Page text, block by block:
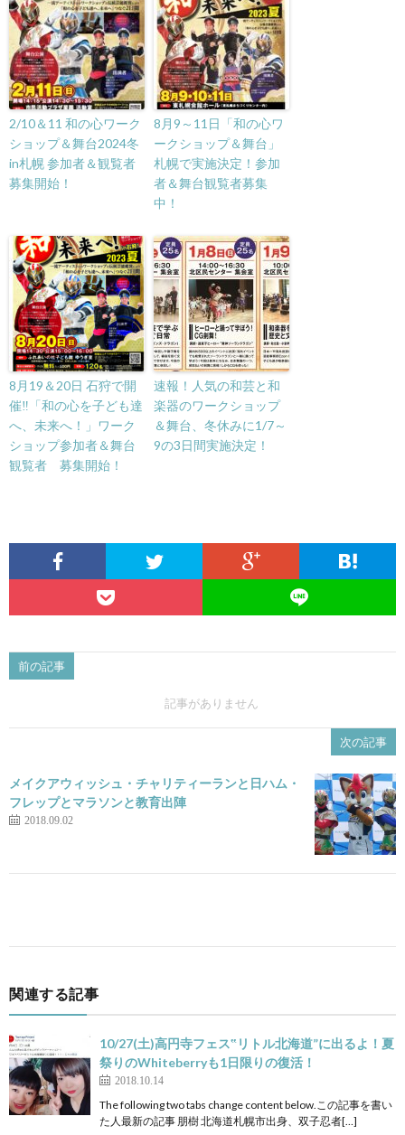
2/10＆11 和の心ワーク
ショップ＆舞台2024冬
in札幌 参加者＆観覧者
募集開始！
8月9～11日「和の心ワ
ークショップ＆舞台」
札幌で実施決定！参加
者＆舞台観覧者募集
中！
8月19＆20日 石狩で開
催‼「和の心を子ども達
へ、未来へ！」ワーク
ショップ参加者＆舞台
観覧者 募集開始！
速報！人気の和芸と和
楽器のワークショップ
＆舞台、冬休みに1/7～
9の3日間実施決定！
前の記事
記事がありません
次の記事
メイクアウィッシュ・チャリティーランと日ハム・
フレップとマラソンと教育出陣
2018.09.02
関連する記事
10/27(土)高円寺フェス‟リトル北海道”に出るよ！夏
祭りのWhiteberryも1日限りの復活！
2018.10.14
The following two tabs change content below.この記事を書い
た人最新の記事 朋樹 北海道札幌市出身、双子忍者[…]